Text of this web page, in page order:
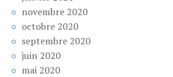
novembre 2020
octobre 2020
septembre 2020
juin 2020
mai 2020